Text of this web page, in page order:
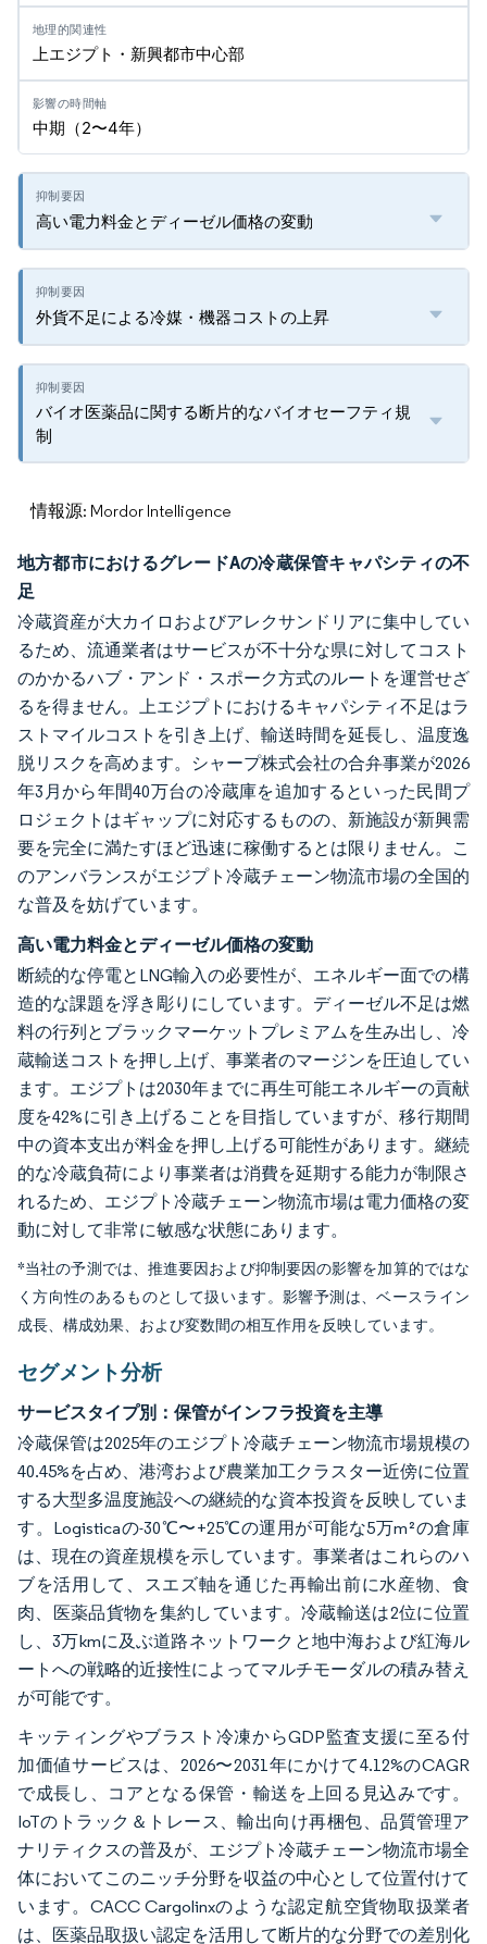
上エジプト・新興都市中心部
中期（2〜4年）
高い電力料金とディーゼル価格の変動
外貨不足による冷媒・機器コストの上昇
バイオ医薬品に関する断片的なバイオセーフティ規
制
情報源: Mordor Intelligence
地方都市におけるグレードAの冷蔵保管キャパシティの不
足
冷蔵資産が大カイロおよびアレクサンドリアに集中してい
るため、流通業者はサービスが不十分な県に対してコスト
のかかるハブ・アンド・スポーク方式のルートを運営せざ
るを得ません。上エジプトにおけるキャパシティ不足はラ
ストマイルコストを引き上げ、輸送時間を延長し、温度逸
脱リスクを高めます。シャープ株式会社の合弁事業が2026
年3月から年間40万台の冷蔵庫を追加するといった民間プ
ロジェクトはギャップに対応するものの、新施設が新興需
要を完全に満たすほど迅速に稼働するとは限りません。こ
のアンバランスがエジプト冷蔵チェーン物流市場の全国的
な普及を妨げています。
高い電力料金とディーゼル価格の変動
断続的な停電とLNG輸入の必要性が、エネルギー面での構
造的な課題を浮き彫りにしています。ディーゼル不足は燃
料の行列とブラックマーケットプレミアムを生み出し、冷
蔵輸送コストを押し上げ、事業者のマージンを圧迫してい
ます。エジプトは2030年までに再生可能エネルギーの貢献
度を42%に引き上げることを目指していますが、移行期間
中の資本支出が料金を押し上げる可能性があります。継続
的な冷蔵負荷により事業者は消費を延期する能力が制限さ
れるため、エジプト冷蔵チェーン物流市場は電力価格の変
動に対して非常に敏感な状態にあります。
*当社の予測では、推進要因および抑制要因の影響を加算的ではな
く方向性のあるものとして扱います。影響予測は、ベースライン
成長、構成効果、および変数間の相互作用を反映しています。
セグメント分析
サービスタイプ別：保管がインフラ投資を主導
冷蔵保管は2025年のエジプト冷蔵チェーン物流市場規模の
40.45%を占め、港湾および農業加工クラスター近傍に位置
する大型多温度施設への継続的な資本投資を反映していま
す。Logisticaの-30℃〜+25℃の運用が可能な5万m²の倉庫
は、現在の資産規模を示しています。事業者はこれらのハ
ブを活用して、スエズ軸を通じた再輸出前に水産物、食
肉、医薬品貨物を集約しています。冷蔵輸送は2位に位置
し、3万kmに及ぶ道路ネットワークと地中海および紅海ル
ートへの戦略的近接性によってマルチモーダルの積み替え
が可能です。
キッティングやブラスト冷凍からGDP監査支援に至る付
加価値サービスは、2026〜2031年にかけて4.12%のCAGR
で成長し、コアとなる保管・輸送を上回る見込みです。
IoTのトラック＆トレース、輸出向け再梱包、品質管理ア
ナリティクスの普及が、エジプト冷蔵チェーン物流市場全
体においてこのニッチ分野を収益の中心として位置付けて
います。CACC Cargolinxのような認定航空貨物取扱業者
は、医薬品取扱い認定を活用して断片的な分野での差別化